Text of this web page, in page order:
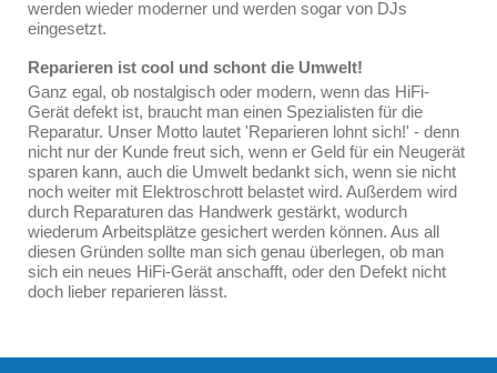
werden wieder moderner und werden sogar von DJs
eingesetzt.
Reparieren ist cool und schont die Umwelt!
Ganz egal, ob nostalgisch oder modern, wenn das HiFi-
Gerät defekt ist, braucht man einen Spezialisten für die
Reparatur. Unser Motto lautet 'Reparieren lohnt sich!' - denn
nicht nur der Kunde freut sich, wenn er Geld für ein Neugerät
sparen kann, auch die Umwelt bedankt sich, wenn sie nicht
noch weiter mit Elektroschrott belastet wird. Außerdem wird
durch Reparaturen das Handwerk gestärkt, wodurch
wiederum Arbeitsplätze gesichert werden können. Aus all
diesen Gründen sollte man sich genau überlegen, ob man
sich ein neues HiFi-Gerät anschafft, oder den Defekt nicht
doch lieber reparieren lässt.